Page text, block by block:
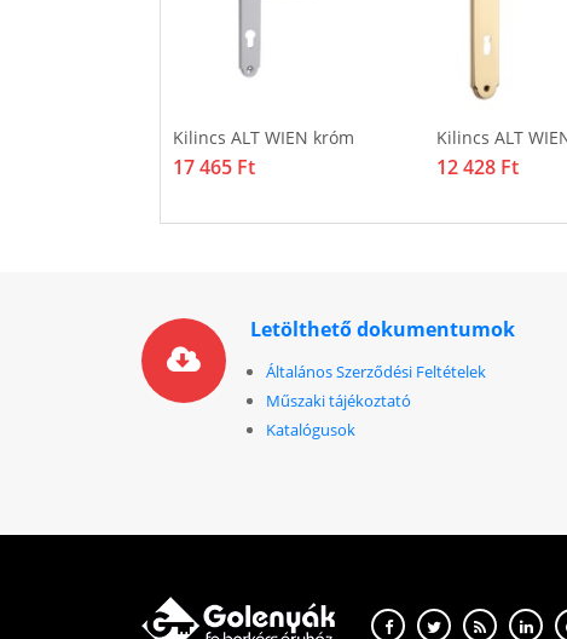
Kilincs ALT WIEN króm
17 465 Ft
Kilincs ALT
12 428 Ft
Letölthető dokumentumok
Általános Szerződési Feltételek
Műszaki tájékoztató
Katalógusok